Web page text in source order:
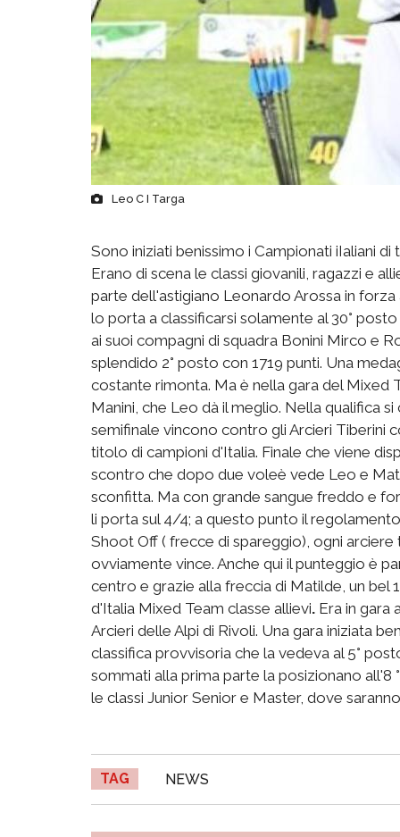
Leo C I Targa
Sono iniziati benissimo i Campionati iIaliani
Erano di scena le classi giovanili, ragazzi e
parte dell'astigiano Leonardo Arossa in forza
lo porta a classificarsi solamente al 30°
ai suoi compagni di squadra Bonini Mirco e
splendido 2° posto con 1719 punti. Una
costante rimonta. Ma è nella gara del Mixed
Manini, che Leo dà il meglio. Nella qualifica
semifinale vincono contro gli Arcieri Tiberini
titolo di campioni d'Italia. Finale che viene
scontro che dopo due voleè vede Leo e
sconfitta. Ma con grande sangue freddo e
li porta sul 4/4; a questo punto il
Shoot Off ( frecce di spareggio), ogni
ovviamente vince. Anche qui il punteggio è
centro e grazie alla freccia di Matilde, un bel
d'Italia Mixed Team classe allievi. Era in gara
Arcieri delle Alpi di Rivoli. Una gara iniziata
classifica provvisoria che la vedeva al 5°
sommati alla prima parte la posizionano all'8
le classi Junior Senior e Master, dove
TAG NEWS